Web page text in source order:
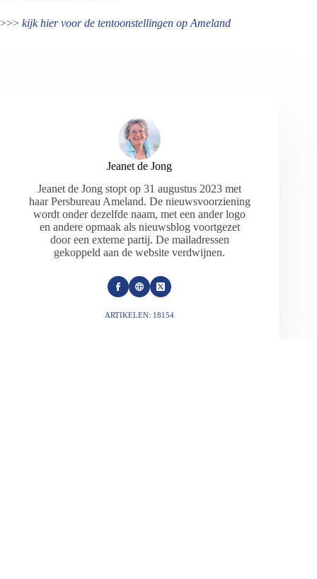
>>> kijk hier voor de tentoonstellingen op Ameland
Jeanet de Jong
Jeanet de Jong stopt op 31 augustus 2023 met
haar Persbureau Ameland. De nieuwsvoorziening
wordt onder dezelfde naam, met een ander logo
en andere opmaak als nieuwsblog voortgezet
door een externe partij. De mailadressen
gekoppeld aan de website verdwijnen.
ARTIKELEN: 18154